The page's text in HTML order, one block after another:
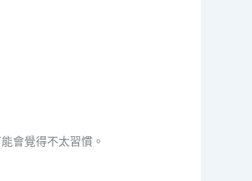
會覺得不太習慣。